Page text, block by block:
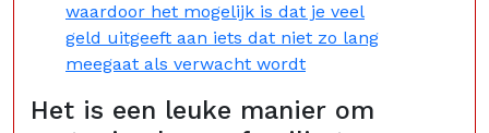
waardoor het mogelijk is dat je veel
geld uitgeeft aan iets dat niet zo lang
meegaat als verwacht wordt
Het is een leuke manier om